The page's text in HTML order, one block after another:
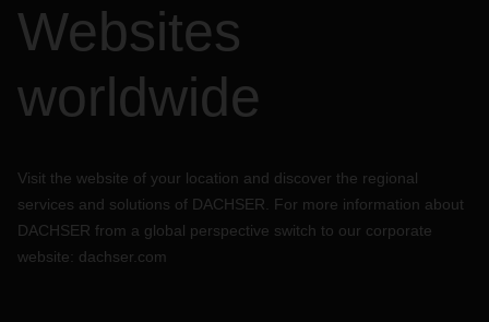
Websites
worldwide
Visit the website of your location and discover the regional
services and solutions of DACHSER. For more information about
DACHSER from a global perspective switch to our corporate
website: dachser.com